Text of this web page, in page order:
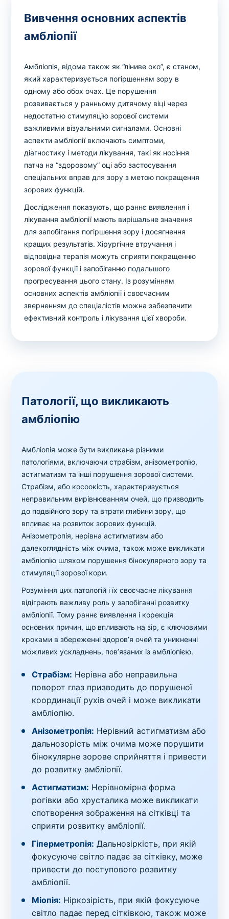
Вивчення основних аспектів
амбліопії
Амбліопія, відома також як “ліниве око”, є станом,
який характеризується погіршенням зору в
одному або обох очах. Це порушення
розвивається у ранньому дитячому віці через
недостатню стимуляцію зорової системи
важливими візуальними сигналами. Основні
аспекти амбліопії включають симптоми,
діагностику і методи лікування, такі як носіння
патча на “здоровому” оці або застосування
спеціальних вправ для зору з метою покращення
зорових функцій.
Дослідження показують, що раннє виявлення і
лікування амбліопії мають вирішальне значення
для запобігання погіршення зору і досягнення
кращих результатів. Хірургічне втручання і
відповідна терапія можуть сприяти покращенню
зорової функції і запобіганню подальшого
прогресування цього стану. Із розумінням
основних аспектів амбліопії і своєчасним
зверненням до спеціалістів можна забезпечити
ефективний контроль і лікування цієї хвороби.
Патології, що викликають
амбліопію
Амбліопія може бути викликана різними
патологіями, включаючи страбізм, анізометропію,
астигматизм та інші порушення зорової системи.
Страбізм, або косоокість, характеризується
неправильним вирівнюванням очей, що призводить
до подвійного зору та втрати глибини зору, що
впливає на розвиток зорових функцій.
Анізометропія, нерівна астигматизм або
далекоглядність між очима, також може викликати
амбліопію шляхом порушення бінокулярного зору та
стимуляції зорової кори.
Розуміння цих патологій і їх своєчасне лікування
відіграють важливу роль у запобіганні розвитку
амбліопії. Тому раннє виявлення і корекція
основних причин, що впливають на зір, є ключовими
кроками в збереженні здоров’я очей та уникненні
можливих ускладнень, пов’язаних із амбліопією.
Страбізм: Нерівна або неправильна
поворот глаз призводить до порушеної
координації рухів очей і може викликати
амбліопію.
Анізометропія: Нерівний астигматизм або
дальнозорість між очима може порушити
бінокулярне зорове сприйняття і привести
до розвитку амбліопії.
Астигматизм: Нерівномірна форма
рогівки або хрусталика може викликати
спотворення зображення на сітківці та
сприяти розвитку амбліопії.
Гіперметропія: Дальнозіркість, при якій
фокусуюче світло падає за сітківку, може
привести до поступового розвитку
амбліопії.
Міопія: Ніркозірість, при якій фокусуюче
світло падає перед сітківкою, також може